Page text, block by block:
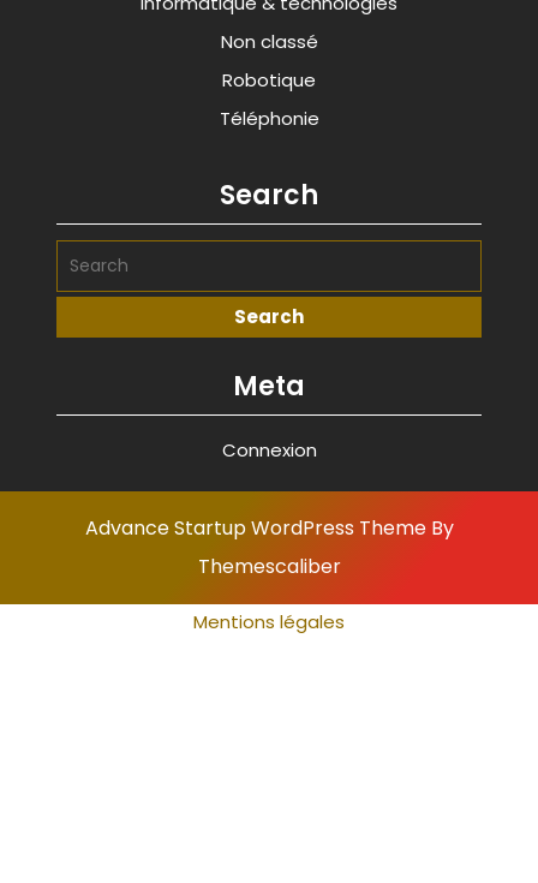
Non classé
Robotique
Téléphonie
Search
Meta
Connexion
Advance Startup WordPress ThemeBy
Themescaliber
Mentions légales